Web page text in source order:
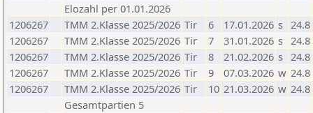
Elozahl per 01.01.2026
1206267
TMM 2.Klasse 2025/2026 Tir 6 17.01.2026 s 24.8
1206267
TMM 2.Klasse 2025/2026 Tir 7 31.01.2026 s 24.8
1206267
TMM 2.Klasse 2025/2026 Tir 8 21.02.2026 s 24.8
1206267
TMM 2.Klasse 2025/2026 Tir 9 07.03.2026 w 24.8
1206267
TMM 2.Klasse 2025/2026 Tir 10 21.03.2026 w 24.8
Gesamtpartien 5